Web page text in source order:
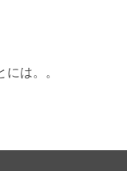
は。。